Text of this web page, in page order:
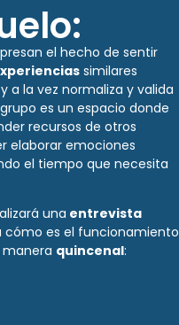
el hecho de sentir
similares
a la vez normaliza y valida
es un espacio donde
recursos de otros
elaborar emociones
el tiempo que necesita
una entrevista
cómo es el funcionamiento
manera quincenal: